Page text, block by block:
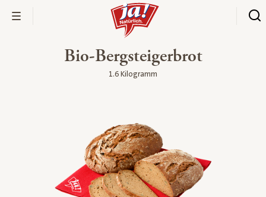
Bio-Bergsteigerbrot
1.6 Kilogramm